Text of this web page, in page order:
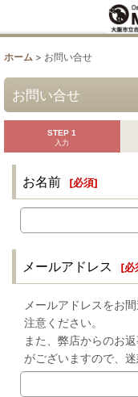
ホーム > お問い合せ
お問い合せ
STEP 1
入力
お名前 [必須]
メールアドレス [必
メールアドレスをお
注意ください。
また、弊店からのお
がございますので、